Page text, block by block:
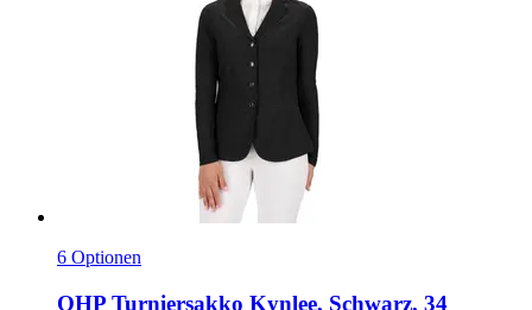
6 Optionen
QHP Turniersakko Kynlee, Schwarz, 34